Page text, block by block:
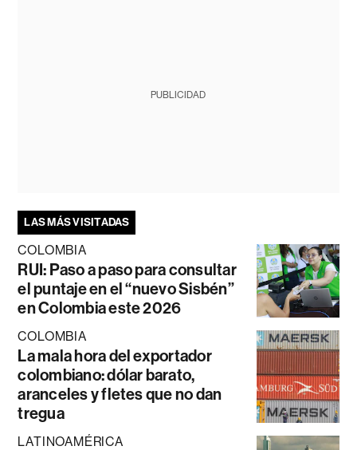
PUBLICIDAD
LAS MÁS VISITADAS
COLOMBIA
RUI: Paso a paso para consultar
el puntaje en el “nuevo Sisbén”
en Colombia este 2026
COLOMBIA
La mala hora del exportador
colombiano: dólar barato,
aranceles y fletes que no dan
tregua
LATINOAMÉRICA